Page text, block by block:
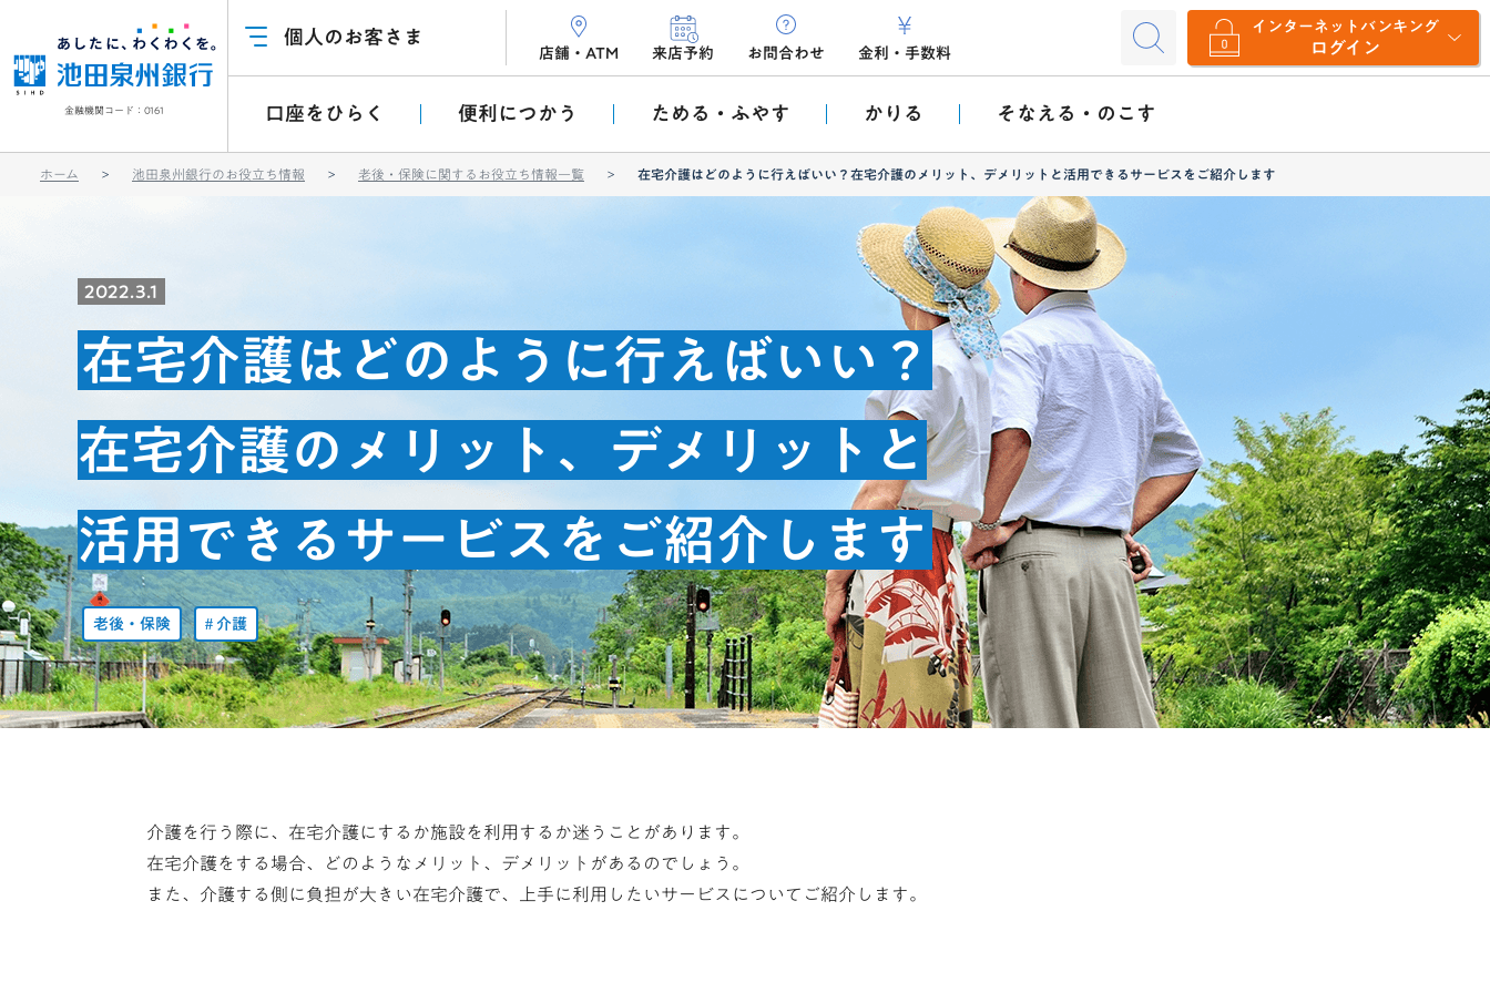
金融機関コード：0161
個人のお客さま
店舗・ATM 来店予約 お問合わせ 金利 ・ 手数料
インターネットバンキング
ログイン
口座をひらく 便利につかう ためる・ふやす かりる そなえる・のこす
ホーム 池田泉州銀行のお役立ち情報 老後・保険に関するお役立ち情報一覧 在宅介護はどのように行えばいい？在宅介護のメリット、デメリットと活用できるサービスをご紹介します
2022.3.1
在宅介護はどのように行えばいい？
在宅介護のメリット、デメリットと
活用できるサービスをご紹介します
老後・保険 介護
介護を行う際に、在宅介護にするか施設を利用するか迷うことがあります。
在宅介護をする場合、どのようなメリット、デメリットがあるのでしょう。
また、介護する側に負担が大きい在宅介護で、上手に利用したいサービスについてご紹介します。